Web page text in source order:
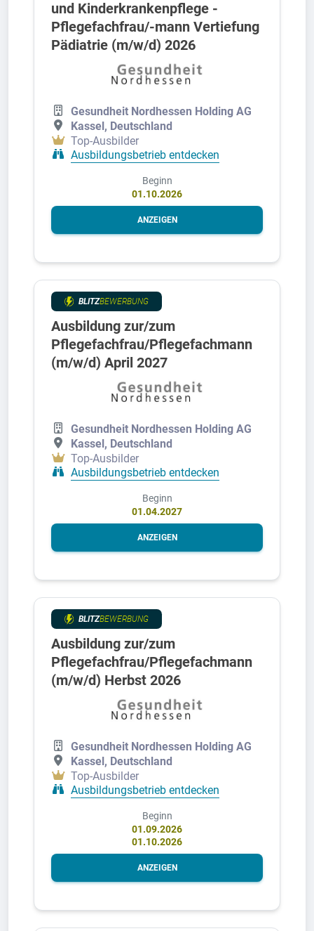
und Kinderkrankenpflege -
Pflegefachfrau/-mann Vertiefung
Pädiatrie (m/w/d) 2026
Gesundheit Nordhessen Holding AG
Kassel, Deutschland
Top-Ausbilder
Ausbildungsbetrieb entdecken
Beginn
01.10.2026
ANZEIGEN
BLITZBEWERBUNG
Ausbildung zur/zum
Pflegefachfrau/Pflegefachmann
(m/w/d) April 2027
Gesundheit Nordhessen Holding AG
Kassel, Deutschland
Top-Ausbilder
Ausbildungsbetrieb entdecken
Beginn
01.04.2027
ANZEIGEN
BLITZBEWERBUNG
Ausbildung zur/zum
Pflegefachfrau/Pflegefachmann
(m/w/d) Herbst 2026
Gesundheit Nordhessen Holding AG
Kassel, Deutschland
Top-Ausbilder
Ausbildungsbetrieb entdecken
Beginn
01.09.2026
01.10.2026
ANZEIGEN